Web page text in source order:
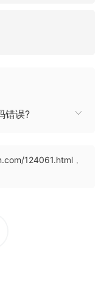
错误?
124061.html ，